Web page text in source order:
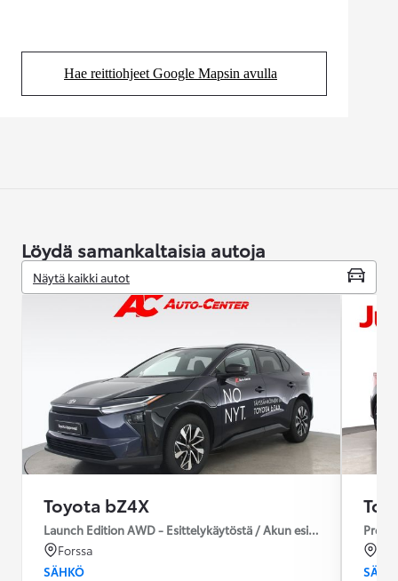
Hae reittiohjeet Google Mapsin avulla
(Aukeaa uudessa välilehdessä)
Löydä samankaltaisia autoja
Näytä kaikki autot
Toyota bZ4X
Launch Edition AWD - Esittelykäytöstä / Akun esilämmitys /
Forssa
SÄHKÖ